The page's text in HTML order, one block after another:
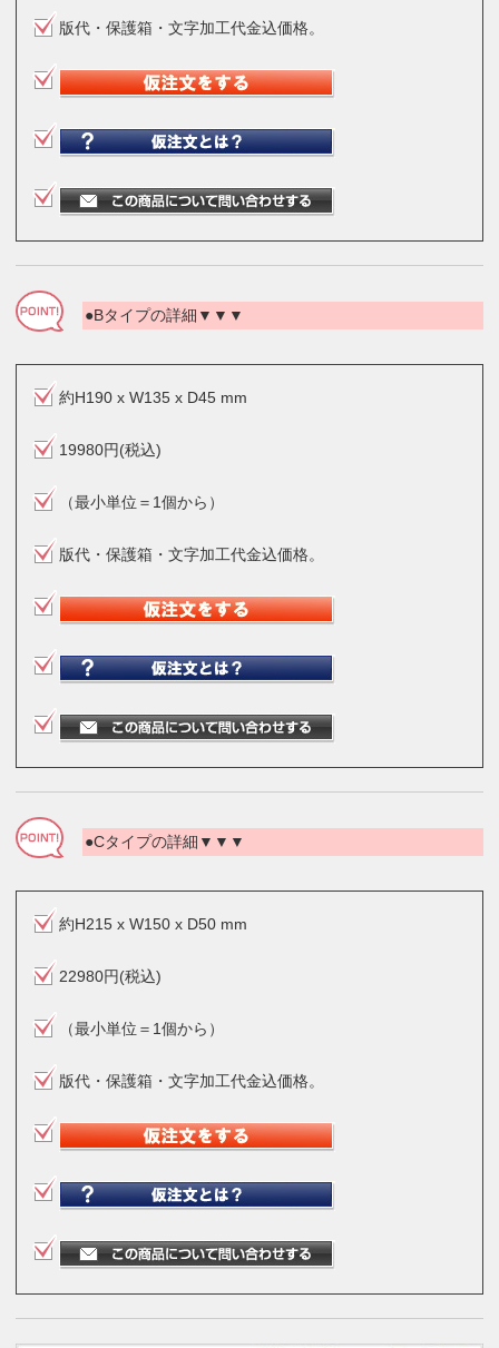
版代・保護箱・文字加工代金込価格。
●Bタイプの詳細▼▼▼
約H190 x W135 x D45 mm
19980円(税込)
（最小単位＝1個から）
版代・保護箱・文字加工代金込価格。
●Cタイプの詳細▼▼▼
約H215 x W150 x D50 mm
22980円(税込)
（最小単位＝1個から）
版代・保護箱・文字加工代金込価格。